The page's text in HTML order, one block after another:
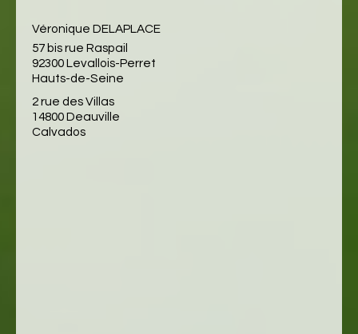
Véronique DELAPLACE
57 bis rue Raspail
92300 Levallois-Perret
Hauts-de-Seine
2 rue des Villas
14800 Deauville
Calvados